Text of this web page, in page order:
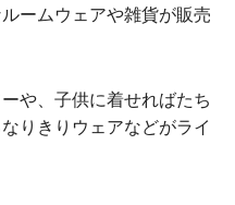
ームウェアや雑貨が販売
や、子供に着せればたち
りきりウェアなどがライ